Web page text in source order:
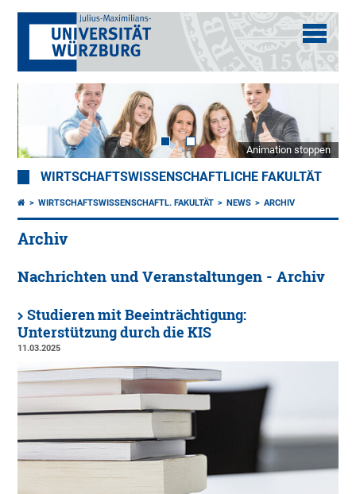
Animation stoppen
WIRTSCHAFTSWISSENSCHAFTLICHE FAKULTÄT
WIRTSCHAFTSWISSENSCHAFTL. FAKULTÄT NEWS ARCHIV
Archiv
Nachrichten und Veranstaltungen - Archiv
Studieren mit Beeinträchtigung:
Unterstützung durch die KIS
11.03.2025